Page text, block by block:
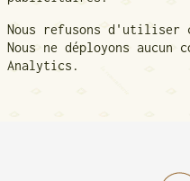
Nous refusons d'utiliser
Nous ne déployons aucun
Analytics.